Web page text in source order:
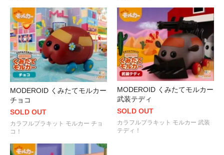
MODEROID くみたてモルカー
チョコ
SOLD OUT
カラフルプラキット モルカー チョ
コ！
MODEROID くみたてモルカー
武装テディ
SOLD OUT
カラフルプラキット モルカー 武装
テディ！